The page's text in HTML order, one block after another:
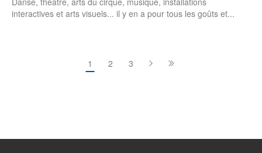
interactives et arts visuels... il y en a pour tous les goûts et...
Page courante
1 Page
2 Page
3